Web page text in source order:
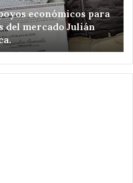
económicos para
del mercado Julián
de
en